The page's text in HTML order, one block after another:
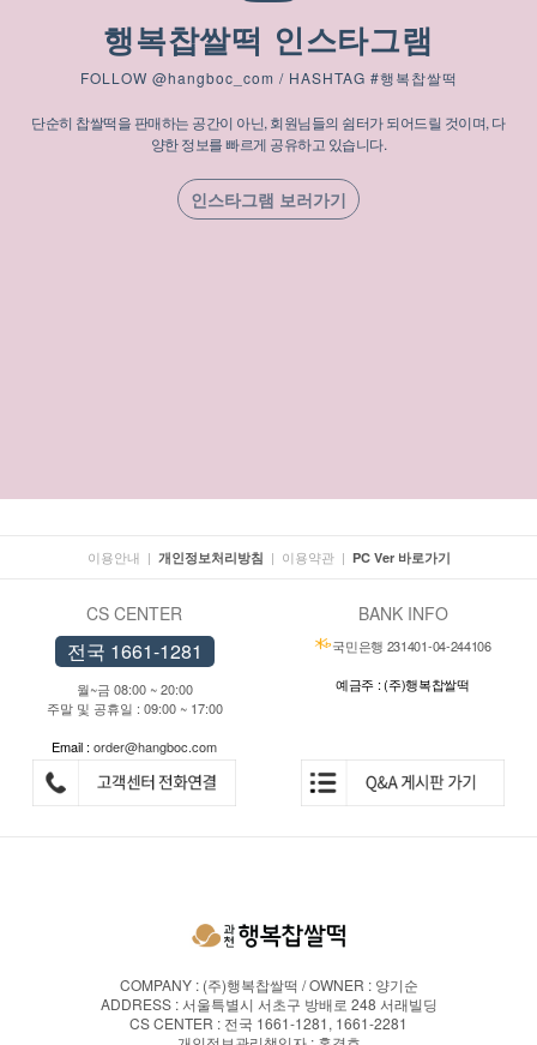
행복찹쌀떡 인스타그램
FOLLOW @hangboc_com / HASHTAG #행복찹쌀떡
단순히 찹쌀떡을 판매하는 공간이 아닌, 회원님들의 쉼터가 되어드릴 것이며, 다
양한 정보를 빠르게 공유하고 있습니다.
인스타그램 보러가기
이용안내 | 개인정보처리방침 | 이용약관 | PC Ver 바로가기
CS CENTER
전국 1661-1281
월~금 08:00 ~ 20:00
주말 및 공휴일 : 09:00 ~ 17:00
Email : order@hangboc.com
BANK INFO
국민은행 231401-04-244106
예금주 : (주)행복찹쌀떡
COMPANY : (주)행복찹쌀떡 / OWNER : 양기순
ADDRESS : 서울특별시 서초구 방배로 248 서래빌딩
CS CENTER : 전국 1661-1281, 1661-2281